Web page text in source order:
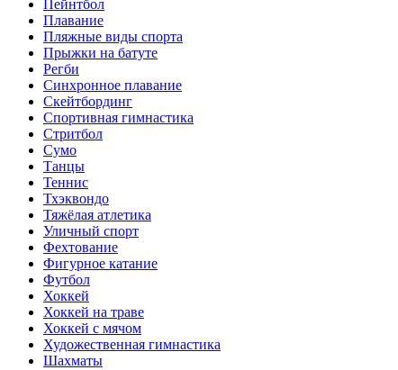
Пейнтбол
Плавание
Пляжные виды спорта
Прыжки на батуте
Регби
Синхронное плавание
Скейтбординг
Спортивная гимнастика
Стритбол
Сумо
Танцы
Теннис
Тхэквондо
Тяжёлая атлетика
Уличный спорт
Фехтование
Фигурное катание
Футбол
Хоккей
Хоккей на траве
Хоккей с мячом
Художественная гимнастика
Шахматы